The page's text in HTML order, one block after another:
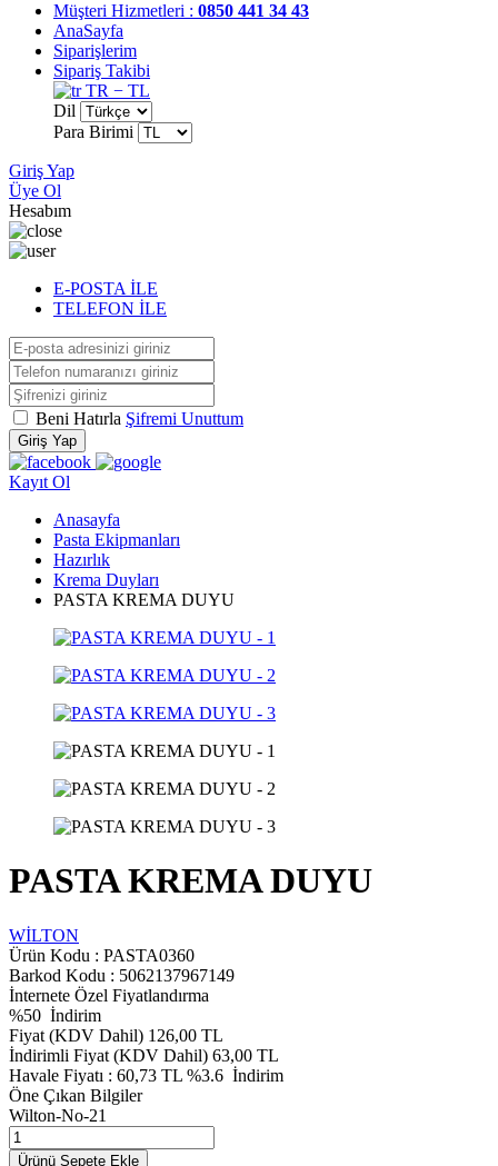
Müşteri Hizmetleri : 0850 441 34 43
AnaSayfa
Siparişlerim
Sipariş Takibi
TR − TL
Dil
Para Birimi
Giriş Yap
Üye Ol
Hesabım
E-POSTA İLE
TELEFON İLE
Beni Hatırla Şifremi Unuttum
Giriş Yap
Kayıt Ol
Anasayfa
Pasta Ekipmanları
Hazırlık
Krema Duyları
PASTA KREMA DUYU
PASTA KREMA DUYU
WİLTON
Ürün Kodu : PASTA0360
Barkod Kodu : 5062137967149
İnternete Özel Fiyatlandırma
%50 İndirim
Fiyat (KDV Dahil) 126,00 TL
İndirimli Fiyat (KDV Dahil) 63,00 TL
Havale Fiyatı : 60,73 TL %3.6 İndirim
Öne Çıkan Bilgiler
Wilton-No-21
Ürünü Sepete Ekle